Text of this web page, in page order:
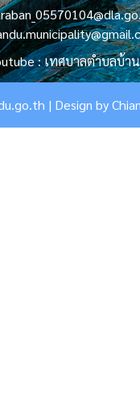
: เทศบาลตำบลบ้า
| Design by